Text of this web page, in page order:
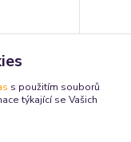
- tekutý vosk
(ES)
s použitím souborů
týkající se Vašich